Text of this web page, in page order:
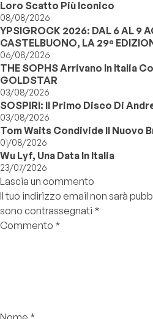
Loro Scatto Più Iconico
08/08/2026
YPSIGROCK 2026: DAL 6 AL 9
CASTELBUONO, LA 29ª
06/08/2026
THE SOPHS Arrivano In Italia
GOLDSTAR
03/08/2026
SOSPIRI: Il Primo Disco Di
03/08/2026
Tom Waits Condivide Il Nuovo
01/08/2026
Wu Lyf, Una Data In Italia
23/07/2026
Lascia un commento
Il tuo indirizzo email non sarà
sono contrassegnati *
Commento *